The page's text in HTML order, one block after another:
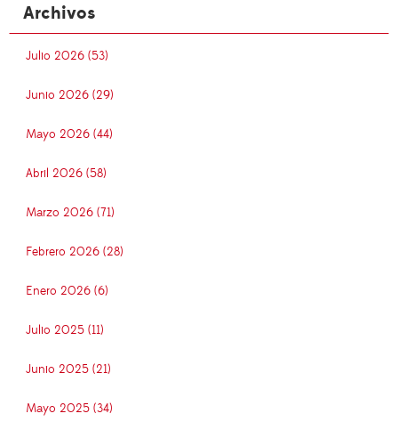
Archivos
Julio 2026 (53)
Junio 2026 (29)
Mayo 2026 (44)
Abril 2026 (58)
Marzo 2026 (71)
Febrero 2026 (28)
Enero 2026 (6)
Julio 2025 (11)
Junio 2025 (21)
Mayo 2025 (34)